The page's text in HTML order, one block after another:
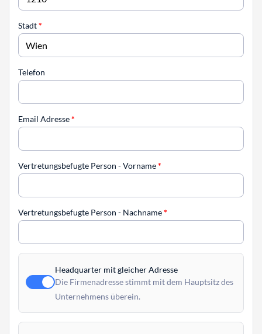
Stadt*
Telefon
Email Adresse*
Vertretungsbefugte Person - Vorname*
Vertretungsbefugte Person - Nachname*
Headquarter mit gleicher Adresse
Die Firmenadresse stimmt mit dem Hauptsitz des
Unternehmens überein.